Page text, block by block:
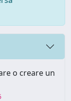
o creare un